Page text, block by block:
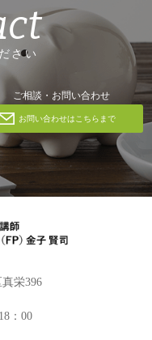
さい
ご相談・お問い合わせ
お問い合わせはこちらまで
栄396
：00